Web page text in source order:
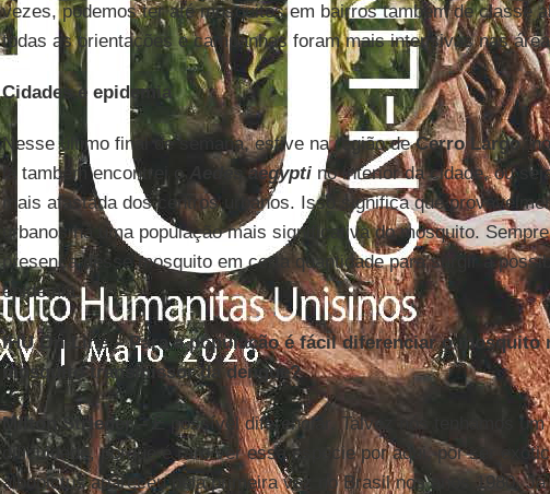
vezes, podemos ter até mosquitos em bairros também de classe
todas as orientações e campanhas foram mais intensivas nas
Cidades e epidemia
Nesse último final de semana, estive na região deCerro Largo,
lá também encontrei o
Aedes aegyptino interior da cidade, ou
mais afastada dos centros urbanos. Isso significa que
urbanos há uma população mais significativa do mosquito.
presença desse mosquito em certa quantidade para surgir a
epidemia.
IHU On-Line – Para a população é fácil diferenciar o mosquito
mosquito transmissor da dengue?
Milton Strieder –É possível diferenciar. Talvez nós tenhamos um
dificuldade, porque é raro ver essa espécie por aqui, por ser
albopictus apareceu pela primeira vez no Brasil nos anos 1980.